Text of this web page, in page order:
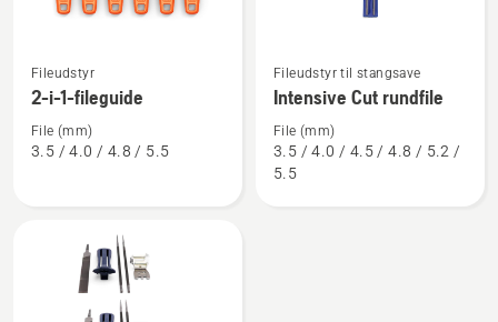
flere
detaljer
om
Fileudstyr
2-i-1-fileguide
File (mm)
3.5 / 4.0 / 4.8 / 5.5
flere
detaljer
om
Intensive
Fileudstyr til stangsave
Intensive Cut rundfile
File (mm)
3.5 / 4.0 / 4.5 / 4.8 / 5.2 /
5.5